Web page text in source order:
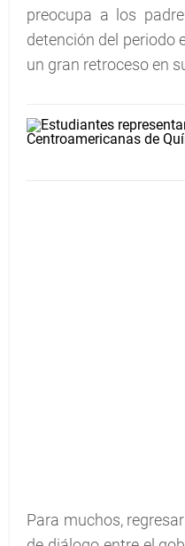
preocupa a los
detención del periodo
un gran retroceso en
Para muchos,